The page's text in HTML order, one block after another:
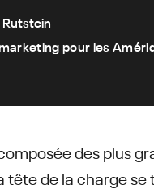
Rutstein
pour les
des plus
de la charge se